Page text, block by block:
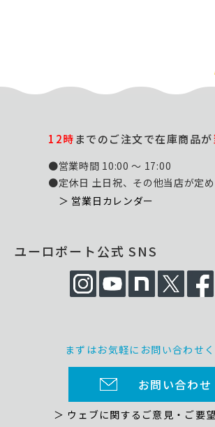
12時までのご注文で在庫商品が
●営業時間 10:00 ～ 17:00
●定休日 土日祝、その他当店が定
＞ 営業日カレンダー
ユーロポート公式 SNS
まずはお気軽にお問い合わせ
お問い合わせ
＞ ウェブに関するご意見・ご要